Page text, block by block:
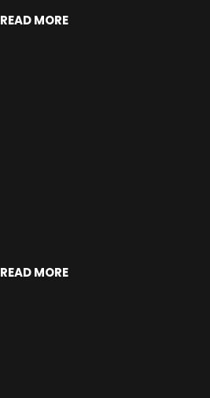
READ MORE
READ MORE